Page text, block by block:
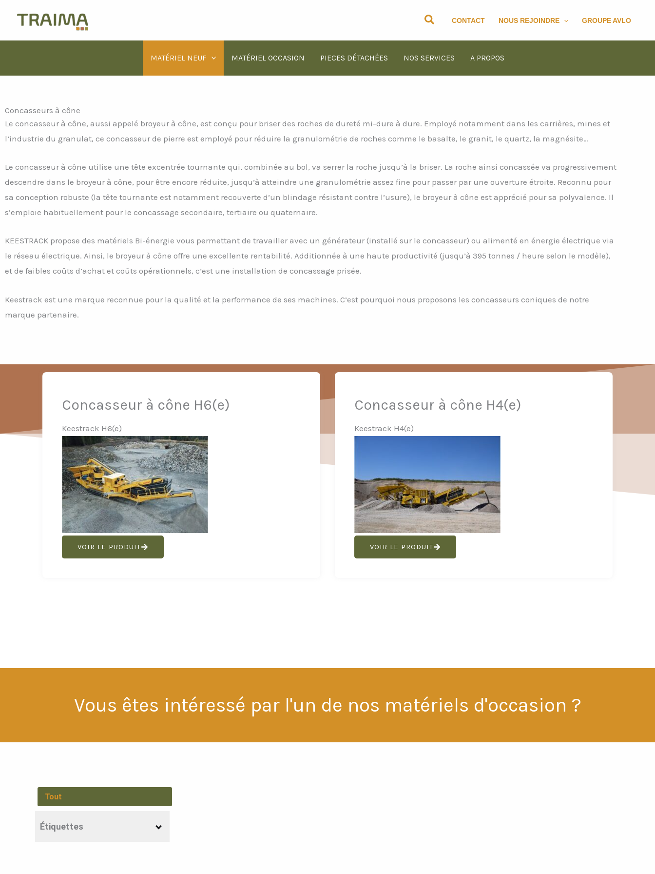
Rechercher
CONTACT NOUS REJOINDRE GROUPE AVLO
MATÉRIEL NEUF MATÉRIEL OCCASION PIECES DÉTACHÉES NOS SERVICES A PROPOS
Concasseurs à cône
Le concasseur à cône, aussi appelé broyeur à cône, est conçu pour briser des roches de dureté mi-dure à dure. Employé notamment dans les carrières, mines et
l’industrie du granulat, ce concasseur de pierre est employé pour réduire la granulométrie de roches comme le basalte, le granit, le quartz, la magnésite…
Le concasseur à cône utilise une tête excentrée tournante qui, combinée au bol, va serrer la roche jusqu’à la briser. La roche ainsi concassée va progressivement
descendre dans le broyeur à cône, pour être encore réduite, jusqu’à atteindre une granulométrie assez fine pour passer par une ouverture étroite. Reconnu pour
sa conception robuste (la tête tournante est notamment recouverte d’un blindage résistant contre l’usure), le broyeur à cône est apprécié pour sa polyvalence. Il
s’emploie habituellement pour le concassage secondaire, tertiaire ou quaternaire.
KEESTRACK propose des matériels Bi-énergie vous permettant de travailler avec un générateur (installé sur le concasseur) ou alimenté en énergie électrique via
le réseau électrique. Ainsi, le broyeur à cône offre une excellente rentabilité. Additionnée à une haute productivité (jusqu’à 395 tonnes / heure selon le modèle),
et de faibles coûts d’achat et coûts opérationnels, c’est une installation de concassage prisée.
Keestrack est une marque reconnue pour la qualité et la performance de ses machines. C’est pourquoi nous proposons les concasseurs coniques de notre
marque partenaire.
Concasseur à cône H6(e)
Keestrack H6(e)
VOIR LE PRODUIT
Concasseur à cône H4(e)
Keestrack H4(e)
VOIR LE PRODUIT
Vous êtes intéressé par l'un de nos matériels d'occasion ?
Tout
Étiquettes